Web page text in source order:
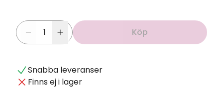
Köp
Snabba leveranser
Finns ej i lager